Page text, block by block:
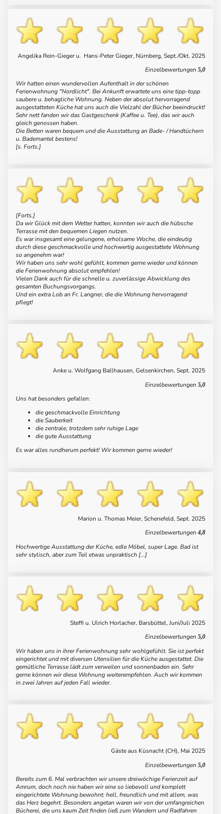
Angelika Rein-Gieger u. Hans-Peter Gieger, Nürnberg, Sept./Okt. 2025
Einzelbewertungen 5,0
Wir hatten einen wundervollen Aufenthalt in der schönen
Ferienwohnung "Nordlicht". Bei Ankunft erwartete uns eine tipp-topp
saubere u. behagliche Wohnung. Neben der absolut hervorragend
ausgestatteten Küche hat uns auch die Vielzahl der Bücher beeindruckt!
Sehr nett fanden wir das Gastgeschenk (Kaffee u. Tee), das wir auch
gleich genossen haben.
Die Betten waren bequem und die Ausstattung an Bade- / Handtüchern
u. Bademantel bestens!
[s. Forts.]
[Forts.]
Da wir Glück mit dem Wetter hatten, konnten wir auch die hübsche
Terrasse mit den bequemen Liegen nutzen.
Es war insgesamt eine gelungene, erholsame Woche, die eindeutig
durch diese geschmackvolle und hochwertig ausgestattete Wohnung
so angenehm war!
Wir haben uns sehr wohl gefühlt, kommen gerne wieder und können
die Ferienwohnung absolut empfehlen!
Vielen Dank auch für die schnelle u. zuverlässige Abwicklung des
gesamten Buchungsvorgangs.
Und ein extra Lob an Fr. Langner, die die Wohnung hervorragend
pflegt!
Anke u. Wolfgang Ballhausen, Gelsenkirchen, Sept. 2025
Einzelbewertungen 5,0
Uns hat besonders gefallen:
die geschmackvolle Einrichtung
die Sauberkeit
die zentrale, trotzdem sehr ruhige Lage
die gute Ausstattung
Es war alles rundherum perfekt! Wir kommen gerne wieder!
Marion u. Thomas Meier, Schenefeld, Sept. 2025
Einzelbewertungen 4,8
Hochwertige Ausstattung der Küche, edle Möbel, super Lage. Bad ist
sehr stylisch, aber zum Teil etwas unpraktisch [...]
Steffi u. Ulrich Horlacher, Barsbüttel, Juni/Juli 2025
Einzelbewertungen 5,0
Wir haben uns in ihrer Ferienwohnung sehr wohlgefühlt. Sie ist perfekt
eingerichtet und mit diversen Utensilien für die Küche ausgestattet. Die
gemütliche Terrasse lädt zum verweilen und sonnenbaden ein. Sehr
gerne können wir diese Wohnung weiterempfehlen. Auch wir kommen
in zwei Jahren auf jeden Fall wieder.
Gäste aus Küsnacht (CH), Mai 2025
Einzelbewertungen 5,0
Bereits zum 6. Mal verbrachten wir unsere dreiwöchige Ferienzeit auf
Amrum, doch noch nie haben wir eine so liebevoll und komplett
eingerichtete Wohnung bewohnt: hell, freundlich und mit allem, was
das Herz begehrt. Besonders angetan waren wir von der umfangreichen
Bücherei, die uns kaum Zeit finden ließ zum Wandern und Radfahren